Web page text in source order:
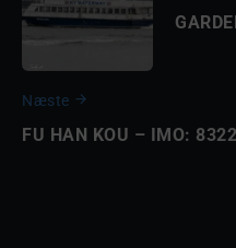
Næste
FU HAN KOU – IMO: